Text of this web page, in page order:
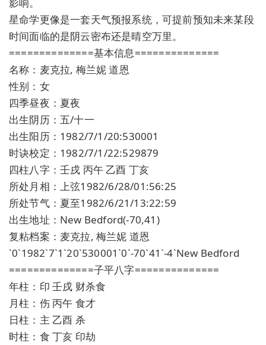
星命学更像是一套天气预报系统，可提前预知未来某段
时间面临的是阴云密布还是晴空万里。
==============基本信息==============
名称：麦克拉, 梅兰妮 道恩
性别：女
四季昼夜：夏夜
出生阴历：五/十一
出生阳历：1982/7/1/20:530001
时诀校定：1982/7/1/22:529879
四柱八字：壬戌 丙午 乙酉 丁亥
所处月相：上弦1982/6/28/01:56:25
所处节气：夏至1982/6/21/13:22:59
出生地址：New Bedford(-70,41)
复粘档案：麦克拉, 梅兰妮 道恩
`0`1982`7`1`20`530001`0`-70`41`-4`New Bedford
==============子平八字==============
年柱：印 壬戌 财杀食
月柱：伤 丙午 食才
日柱：主 乙酉 杀
时柱：食 丁亥 印劫